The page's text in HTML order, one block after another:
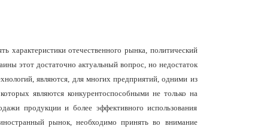
характеристики отечественного рынка, политический
этот достаточно актуальный вопрос, но недостаток
являются, для многих предприятий, одними из
являются конкурентоспособными не только на
продукции и более эффективного использования
рынок, необходимо принять во внимание